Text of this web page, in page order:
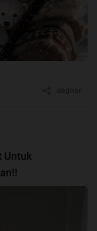
Bagikan
Untuk